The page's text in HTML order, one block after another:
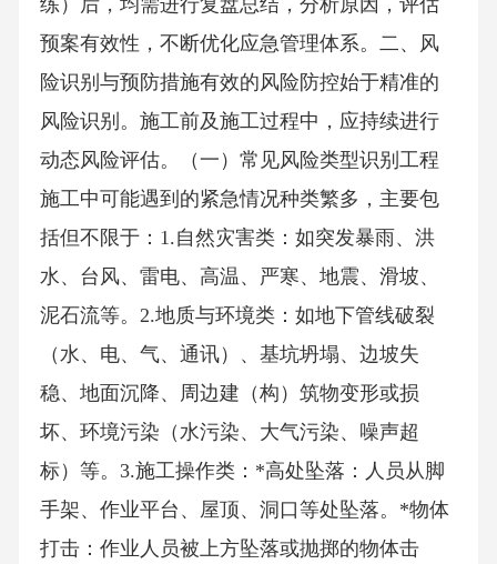
练）后，均需进行复盘总结，分析原因，评估
预案有效性，不断优化应急管理体系。二、风
险识别与预防措施有效的风险防控始于精准的
风险识别。施工前及施工过程中，应持续进行
动态风险评估。（一）常见风险类型识别工程
施工中可能遇到的紧急情况种类繁多，主要包
括但不限于：1.自然灾害类：如突发暴雨、洪
水、台风、雷电、高温、严寒、地震、滑坡、
泥石流等。2.地质与环境类：如地下管线破裂
（水、电、气、通讯）、基坑坍塌、边坡失
稳、地面沉降、周边建（构）筑物变形或损
坏、环境污染（水污染、大气污染、噪声超
标）等。3.施工操作类：*高处坠落：人员从脚
手架、作业平台、屋顶、洞口等处坠落。*物体
打击：作业人员被上方坠落或抛掷的物体击